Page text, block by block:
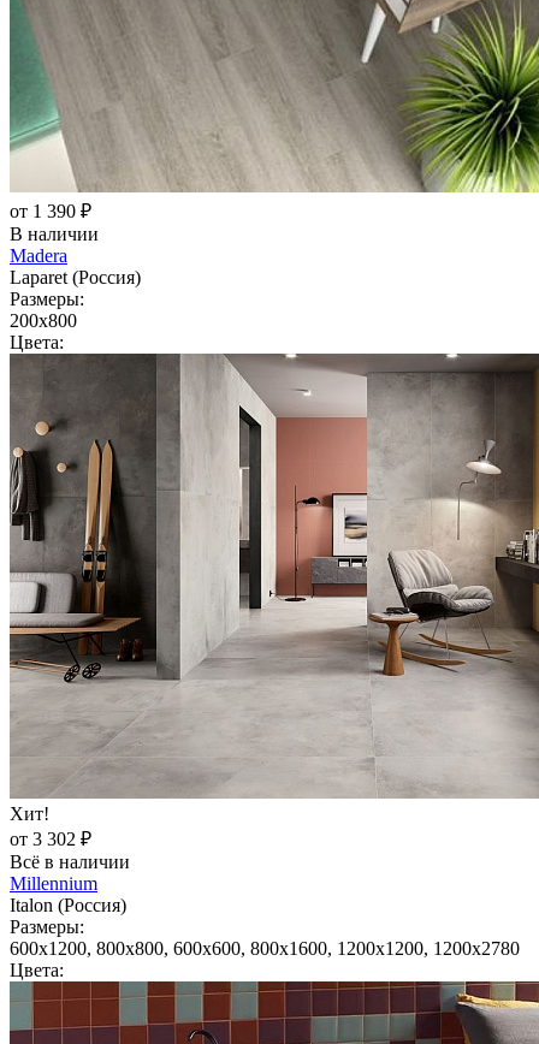
от 1 390 ₽
В наличии
Madera
Laparet (Россия)
Размеры:
200x800
Цвета:
Хит!
от 3 302 ₽
Всё в наличии
Millennium
Italon (Россия)
Размеры:
600x1200, 800x800, 600x600, 800x1600, 1200x1200, 1200x2780
Цвета: